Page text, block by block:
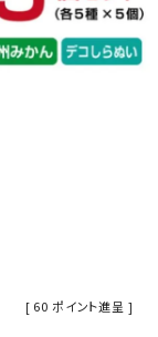
[ 60 ポイント進呈 ]